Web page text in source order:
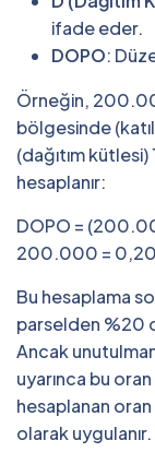
ifade eder.
DOPO:
Örneğin,
bölgesinde
(dağıtım
hesaplanır:
DOPO =
200.000 =
Bu hesaplama
parselden %20
Ancak
uyarınca bu oran
hesaplanan
olarak uygulanır.